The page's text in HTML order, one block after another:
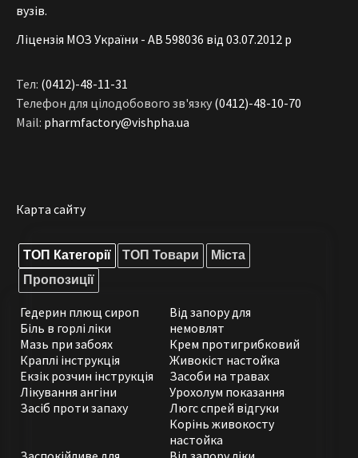
вузів.
Ліцензія МОЗ України - АВ 598036 від 03.07.2012 р
Тел: (0412)-48-11-31
Телефон для цілодобового зв'язку (0412)-48-10-70
Mail: pharmfactory@vishpha.ua
Карта сайту
ТОП Категорії ТОП Товари
Міста
Пропозиції
Гедерин плющ сироп
Біль в горлі ліки
Мазь при забоях
Краплі інструкція
Екзік розчин інструкція
Лікування ангіни
Засіб проти запаху
Від запору для
немовлят
Крем протигрибковий
Живокіст настойка
Засоби на травах
Урохолум показання
Люгс спрей відгуки
Корінь живокосту
настойка